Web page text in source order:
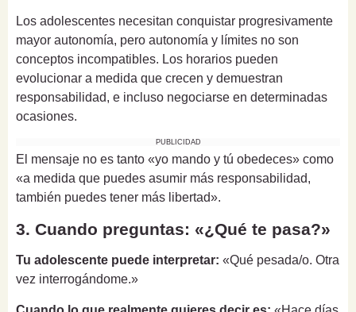
Los adolescentes necesitan conquistar progresivamente
mayor autonomía, pero autonomía y límites no son
conceptos incompatibles. Los horarios pueden
evolucionar a medida que crecen y demuestran
responsabilidad, e incluso negociarse en determinadas
ocasiones.
PUBLICIDAD
El mensaje no es tanto «yo mando y tú obedeces» como
«a medida que puedes asumir más responsabilidad,
también puedes tener más libertad».
3. Cuando preguntas: «¿Qué te pasa?»
Tu adolescente puede interpretar: «Qué pesada/o. Otra
vez interrogándome.»